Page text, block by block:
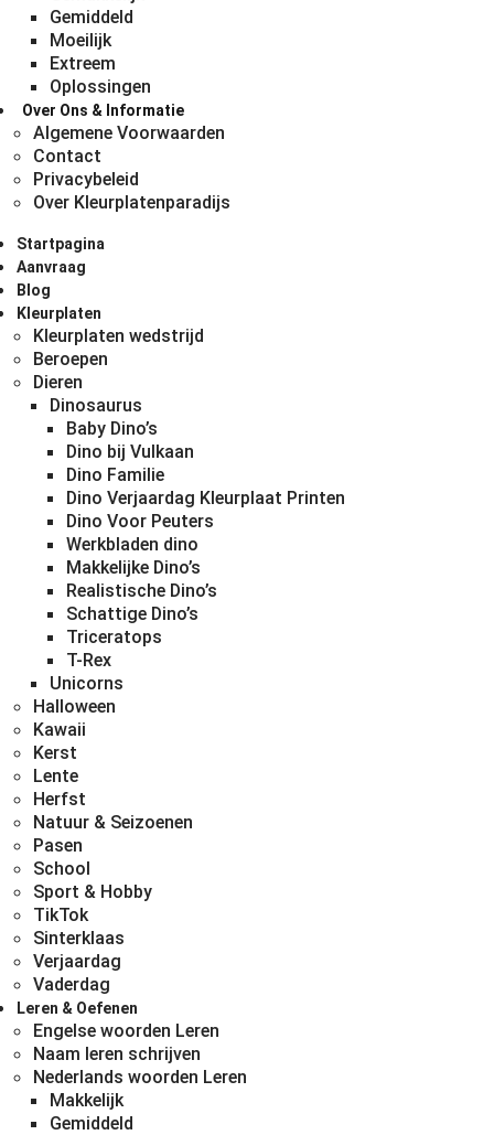
Gemiddeld
Moeilijk
Extreem
Oplossingen
Over Ons & Informatie
Algemene Voorwaarden
Contact
Privacybeleid
Over Kleurplatenparadijs
Startpagina
Aanvraag
Blog
Kleurplaten
Kleurplaten wedstrijd
Beroepen
Dieren
Dinosaurus
Baby Dino’s
Dino bij Vulkaan
Dino Familie
Dino Verjaardag Kleurplaat Printen
Dino Voor Peuters
Werkbladen dino
Makkelijke Dino’s
Realistische Dino’s
Schattige Dino’s
Triceratops
T-Rex
Unicorns
Halloween
Kawaii
Kerst
Lente
Herfst
Natuur & Seizoenen
Pasen
School
Sport & Hobby
TikTok
Sinterklaas
Verjaardag
Vaderdag
Leren & Oefenen
Engelse woorden Leren
Naam leren schrijven
Nederlands woorden Leren
Makkelijk
Gemiddeld